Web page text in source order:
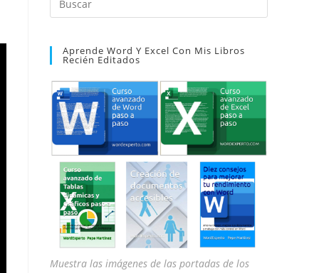
Escape
Aprende Word Y Excel Con Mis Libros
Recién Editados
Muestra las imágenes de las portadas de los